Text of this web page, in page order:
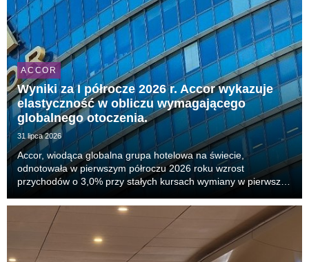
ACCOR
Wyniki za I półrocze 2026 r. Accor wykazuje
elastyczność w obliczu wymagającego
globalnego otoczenia.
31 lipca 2026
Accor, wiodąca globalna grupa hotelowa na świecie,
odnotowała w pierwszym półroczu 2026 roku wzrost
przychodów o 3,0% przy stałych kursach wymiany w pierwszej
wskaźnika EBITDA o 6,5%. Kluczowy wskaźnik RevPAR
(przychód na...